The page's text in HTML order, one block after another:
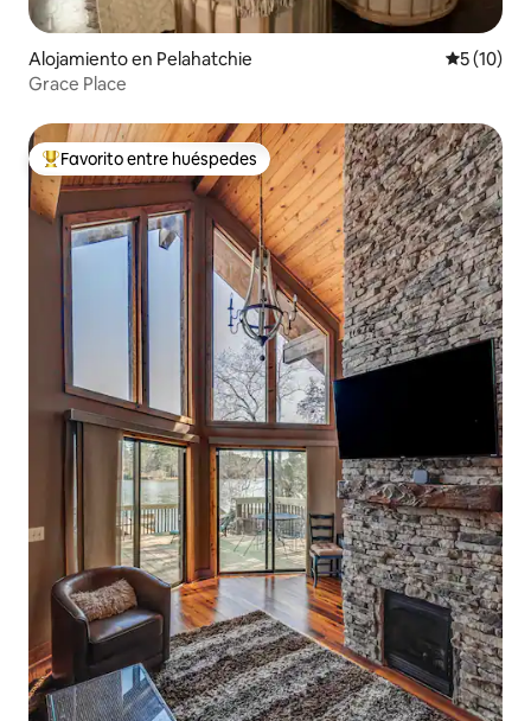
Alojamiento en Pelahatchie
5 (10)
Grace Place
Favorito entre huéspedes preferido
Favorito entre huéspedes